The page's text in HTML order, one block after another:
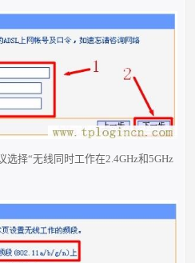
选择“无线同时工作在2.4GHz和5GHz